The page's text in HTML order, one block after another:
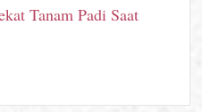
Tanam Padi Saat